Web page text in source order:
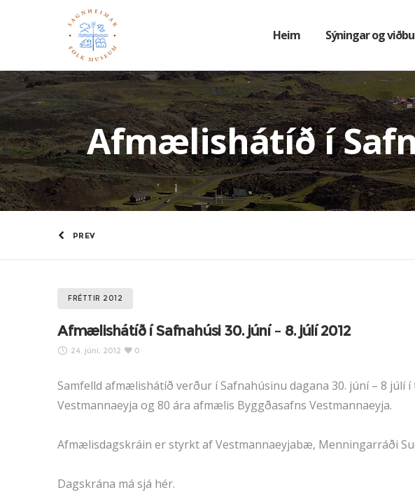
Heim Sýningar og
Afmælishátíð í
PREV
FRÉTTIR 2012
Afmælishátíð í Safnahúsi 30. júní – 8. júlí 2012
24. júní, 2012 0
Samfelld afmælishátíð verður í Safnahúsinu dagana 30. júní – 8 júlí
Vestmannaeyja og 80 ára afmælis Byggðasafns Vestmannaeyja.
Afmælisdagskráin er styrkt af Vestmannaeyjabæ, Menningarráði
Dagskrána má sjá hér.